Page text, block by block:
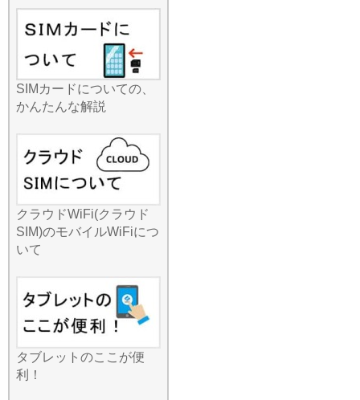
ぐ確保しましょう。
2026.7.8
みんなのWi-Fiが提供するル
ーターは、スマホ、タブレ
ット、PCを同時に複数台つ
なげる「マルチデバイス接
家族旅行中、お父さんは仕
事のメール、お母さんは観
光案内、お子様はタブレッ
トで学習アプリといった使
い方が一台で可能です。最
近では任天堂Switchなどの
ゲーム機を外でつなぎたい
というお子様も増えていま
すが、当店の安定した回線
ならオンラインプレイも快
適です。グループ旅行で通
信量を割り勘にすれば、一
なくなります。人気の観光
地散策から、地方の温泉街
SIMカードについての、
かんたんな解説
クラウドWiFi(クラウド
SIM)のモバイルWiFiにつ
いて
タブレットのここが便
利！